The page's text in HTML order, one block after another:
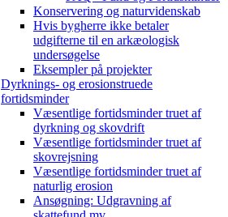
Konservering og naturvidenskab
Hvis bygherre ikke betaler
udgifterne til en arkæologisk
undersøgelse
Eksempler på projekter
Dyrknings- og erosionstruede
fortidsminder
Væsentlige fortidsminder truet af
dyrkning og skovdrift
Væsentlige fortidsminder truet af
skovrejsning
Væsentlige fortidsminder truet af
naturlig erosion
Ansøgning: Udgravning af